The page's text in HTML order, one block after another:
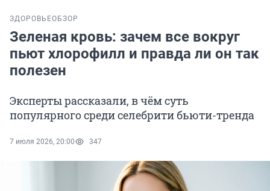
ЗДОРОВЬЕОБЗОР
Зеленая кровь: зачем все вокруг
пьют хлорофилл и правда ли он так
полезен
Эксперты рассказали, в чём суть
популярного среди селебрити бьюти-тренда
7 июля 2026, 20:00 347